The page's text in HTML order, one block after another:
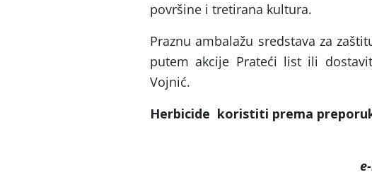
površine i tretirana kultura.
Praznu ambalažu sredstava za
putem akcije Prateći list ili
Vojnić.
Herbicide koristiti prema